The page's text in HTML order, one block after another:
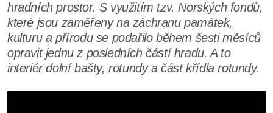
hradních prostor. S využitím tzv. Norských fondů,
které jsou zaměřeny na záchranu památek,
kulturu a přírodu se podařilo během šesti měsíců
opravit jednu z posledních částí hradu. A to
interiér dolní bašty, rotundy a část křídla rotundy.